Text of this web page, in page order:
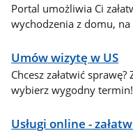
Portal umożliwia Ci
wychodzenia z domu,
Umów wizytę w US
Chcesz załatwić
wybierz wygodny termin!
Usługi online -